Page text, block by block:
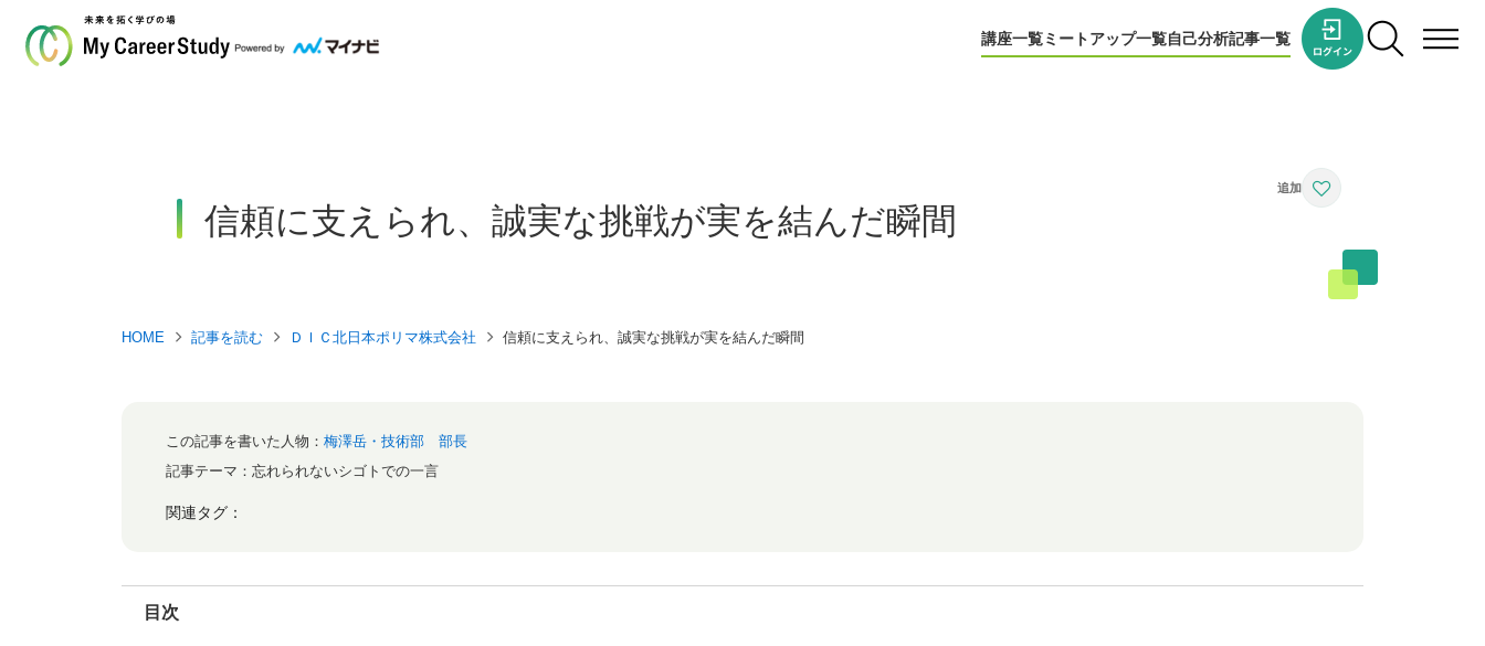
講座一覧ミートアップ一覧自己分析記事一覧
信頼に支えられ、誠実な挑戦が実を結んだ瞬間
HOME 記事を読む ＤＩＣ北日本ポリマ株式会社 信頼に支えられ、誠実な挑戦が実を結んだ瞬間
この記事を書いた人物： 梅澤岳・技術部 部長
記事テーマ： 忘れられないシゴトでの一言
関連タグ：
目次